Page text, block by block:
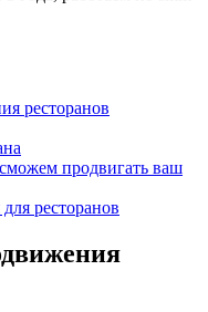
ресторанов
продвигать ваш
ресторанов